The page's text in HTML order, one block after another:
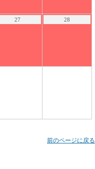
27 28
前のページに戻る